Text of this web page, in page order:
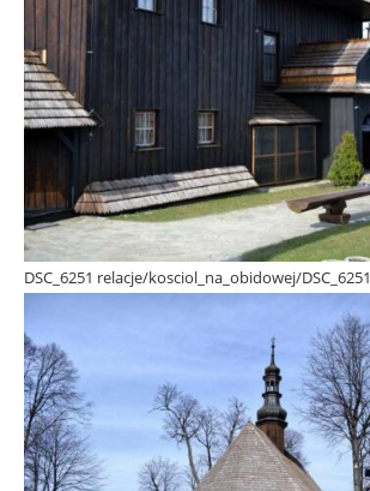
DSC_6251 relacje/kosciol_na_obidowej/DSC_6251